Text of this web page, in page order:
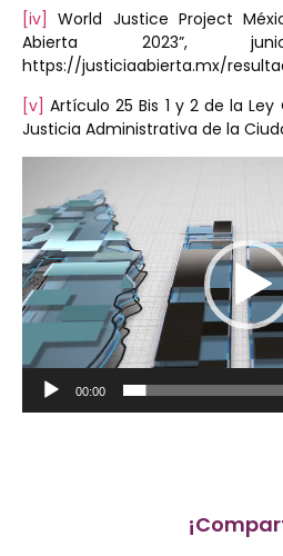
[iv] World Justice Project
Abierta 2023”,
https://justiciaabierta.mx/
[v] Artículo 25 Bis 1 y 2 de la
Justicia Administrativa de la
vídeo
00:00